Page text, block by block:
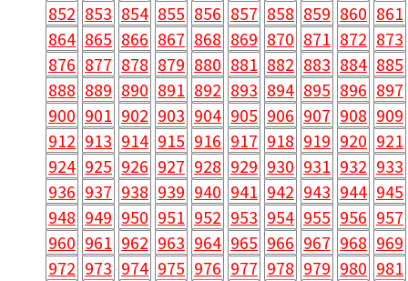
852 853 854 855 856 857 858 859 860 861
864 865 866 867 868 869 870 871 872 873
876 877 878 879 880 881 882 883 884 885
888 889 890 891 892 893 894 895 896 897
900 901 902 903 904 905 906 907 908 909
912 913 914 915 916 917 918 919 920 921
924 925 926 927 928 929 930 931 932 933
936 937 938 939 940 941 942 943 944 945
948 949 950 951 952 953 954 955 956 957
960 961 962 963 964 965 966 967 968 969
972 973 974 975 976 977 978 979 980 981